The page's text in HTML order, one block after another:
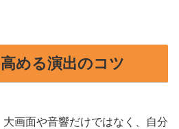
める演出のコツ
画面や音響だけではなく、自分